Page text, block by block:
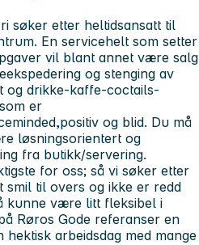
søker etter heltidsansatt til
En servicehelt som setter
vil blant annet være salg
og stenging av
og drikke-kaffe-coctails-
er
og blid. Du må
løsningsorientert og
fra butikk/servering.
for oss; så vi søker etter
til overs og ikke er redd
kunne være litt fleksibel i
Røros Gode referanser en
arbeidsdag med mange